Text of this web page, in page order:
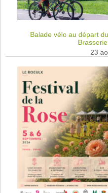
Balade vélo au départ
23